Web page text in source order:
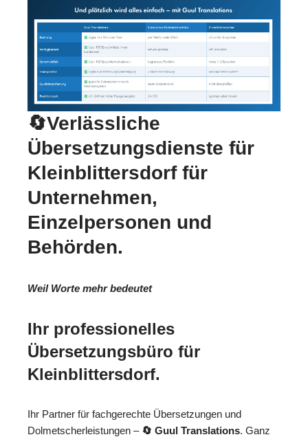
🔄Verlässliche
Übersetzungsdienste für
Kleinblittersdorf für
Unternehmen,
Einzelpersonen und
Behörden.
Weil Worte mehr bedeutet
Ihr professionelles
Übersetzungsbüro für
Kleinblittersdorf.
Ihr Partner für fachgerechte Übersetzungen und
Dolmetscherleistungen – 🔄 Guul Translations. Ganz